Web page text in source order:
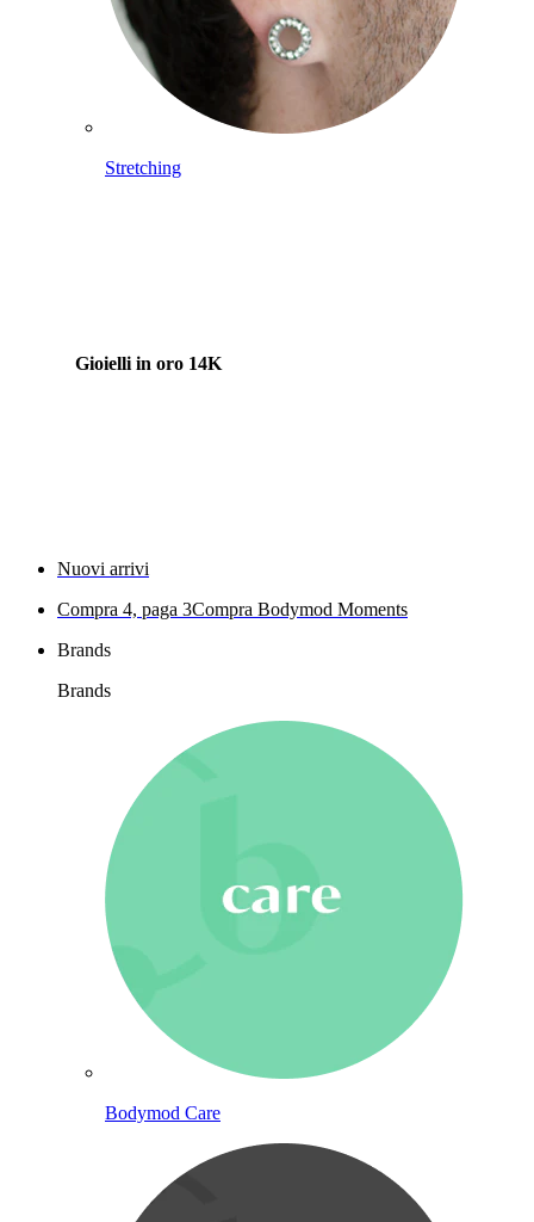
Stretching
Gioielli in oro 14K
Nuovi arrivi
Compra 4, paga 3Compra Bodymod Moments
Brands
Brands
Bodymod Care